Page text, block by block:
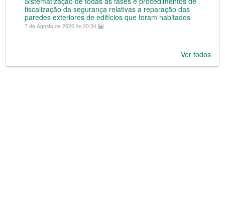
fiscalização da segurança relativas a reparação das
paredes exteriores de edifícios que foram habitados
7 de Agosto de 2026 às 20:34
Ver todos